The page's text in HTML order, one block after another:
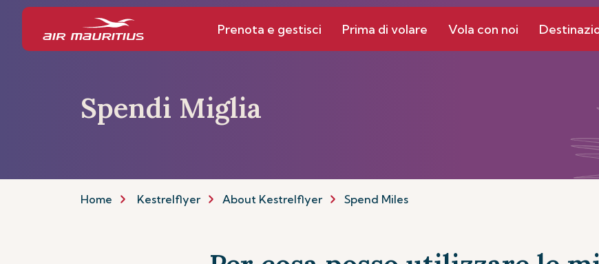
Prenota e gestisci Prima di volare Vola con noi
Spendi Miglia
Home Kestrelflyer About Kestrelflyer Spend Miles